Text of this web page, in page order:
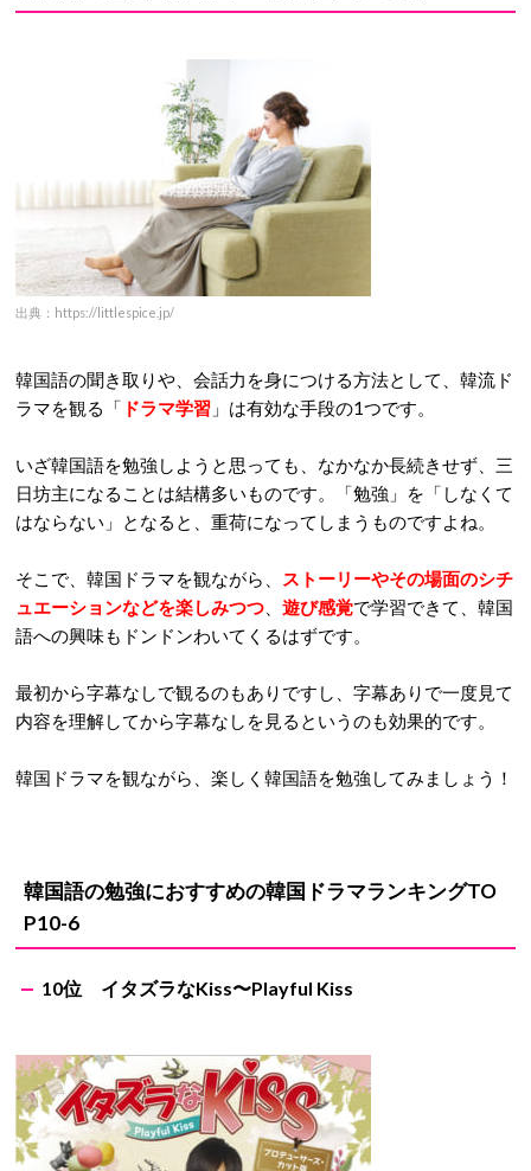
出典：https://littlespice.jp/
韓国語の聞き取りや、会話力を身につける方法として、韓流ド
ラマを観る「 ドラマ学習 」は有効な手段の1つです。
いざ韓国語を勉強しようと思っても、なかなか長続きせず、三
日坊主になることは結構多いものです。「勉強」を「しなくて
はならない」となると、重荷になってしまうものですよね。
そこで、韓国ドラマを観ながら、
ストーリーやその場面のシチ
ュエーションなどを楽しみつつ
遊び感覚で学習できて、韓国
語への興味もドンドンわいてくるはずです。
最初から字幕なしで観るのもありですし、字幕ありで一度見て
内容を理解してから字幕なしを見るというのも効果的です。
韓国ドラマを観ながら、楽しく韓国語を勉強してみましょう！
韓国語の勉強におすすめの韓国ドラマランキングTO
P10-6
10位 イタズラなKiss〜Playful Kiss